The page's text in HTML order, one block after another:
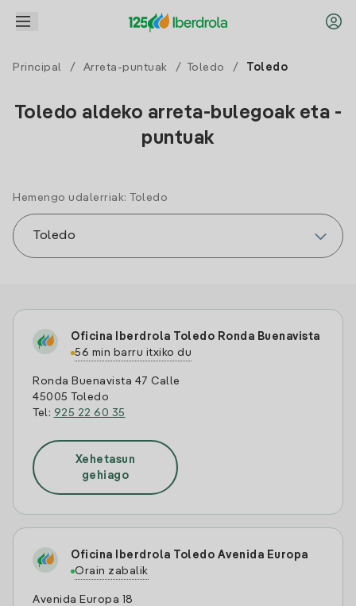
Principal / Arreta-puntuak / Toledo / Toledo
Toledo aldeko arreta-bulegoak eta -
puntuak
Hemengo udalerriak: Toledo
Oficina Iberdrola Toledo Ronda Buenavista
56 min barru itxiko du
Ronda Buenavista 47 Calle
45005 Toledo
Tel: 925 22 60 35
Xehetasun
gehiago
Oficina Iberdrola Toledo Avenida Europa
Orain zabalik
Avenida Europa 18